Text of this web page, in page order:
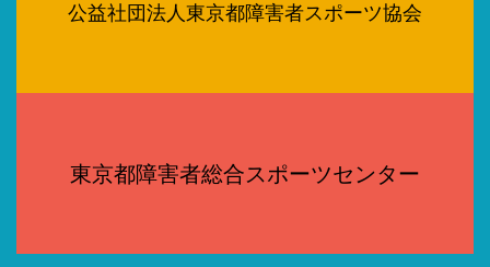
公益社団法人東京都障害者スポーツ協会
東京都障害者総合スポーツセンター